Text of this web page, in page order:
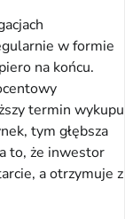
w formie
na końcu.
termin wykupu
tym głębsza
to, że inwestor
a otrzymuje z